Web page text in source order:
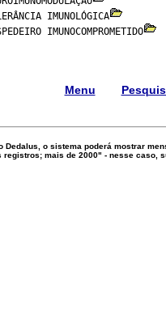
IMUNOLÓGICA
IMUNOCOMPROMETIDO
Menu
Dedalus, o sistema poderá mostrar
mais de 2000" - nesse caso,